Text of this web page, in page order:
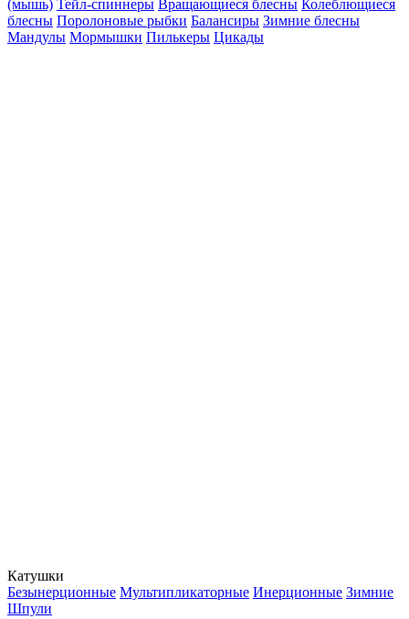
(мышь) Тейл-спиннеры Вращающиеся блесны Колеблющиеся
блесны Поролоновые рыбки Балансиры Зимние блесны
Мандулы Мормышки Пилькеры Цикады
Катушки
Безынерционные Мультипликаторные Инерционные Зимние
Шпули